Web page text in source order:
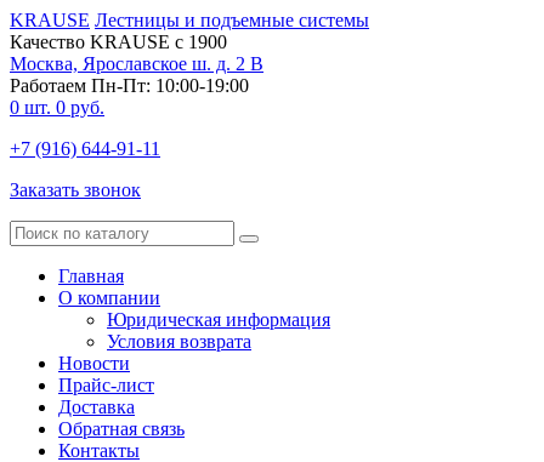
KRAUSE Лестницы и подъемные системы
Качество KRAUSE с 1900
Москва, Ярославское ш. д. 2 В
Работаем Пн-Пт: 10:00-19:00
0 шт. 0 руб.
+7 (916) 644-91-11
Заказать звонок
Главная
О компании
Юридическая информация
Условия возврата
Новости
Прайс-лист
Доставка
Обратная связь
Контакты